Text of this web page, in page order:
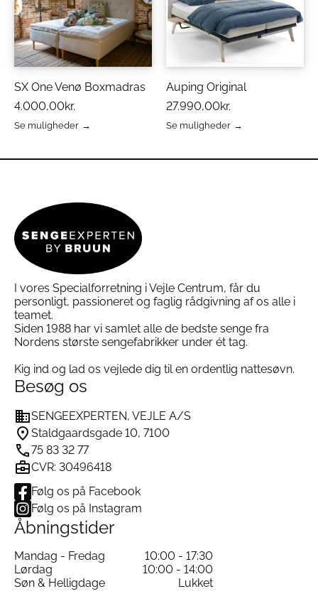
varianter.
Mulighederne
kan
vælges
på
varianter.
Mulighederne
kan
SX One Venø Boxmadras
4.000,00kr.
Se muligheder
har
Mulighederne
kan
vælges
på
varesiden
Auping Original
27.990,00kr.
Se muligheder
har
I vores Specialforretning i Vejle Centrum, får du
personligt, passioneret og faglig rådgivning af os alle i
teamet.
Siden 1988 har vi samlet alle de bedste senge fra
Nordens største sengefabrikker under ét tag.
Kig ind og lad os vejlede dig til en ordentlig nattesøvn.
Besøg os
SENGEEXPERTEN, VEJLE A/S
Staldgaardsgade 10, 7100
75 83 32 77
CVR: 30496418
Følg os på Facebook
Følg os på Instagram
Åbningstider
Mandag - Fredag
10:00 - 17:30
Lørdag
10:00 - 14:00
Søn & Helligdage
Lukket